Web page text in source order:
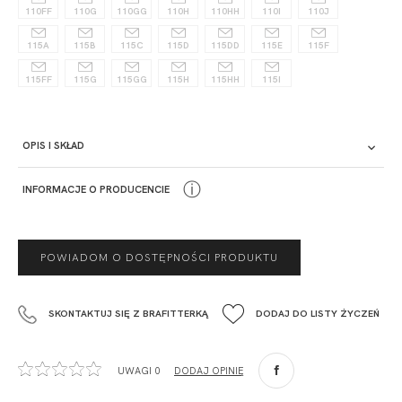
110FF 110G 110GG 110H 110HH 110I 110J
115A 115B 115C 115D 115DD 115E 115F
115FF 115G 115GG 115H 115HH 115I
OPIS I SKŁAD
INFORMACJE O PRODUCENCIE
Fashiontex Group Sp.z o.o. Spółka komandytowa
+48 42 719 43 15
Ul. Sienkiewicza 73 lok. 7,
90-057
ⓘ
POWIADOM O DOSTĘPNOŚCI PRODUKTU
SKONTAKTUJ SIĘ Z BRAFITTERKĄ DODAJ DO LISTY ŻYCZEŃ
UWAGI 0 DODAJ OPINIĘ